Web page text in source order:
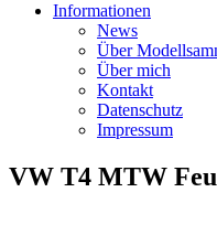
Informationen
News
Über
Über mich
Kontakt
Datenschutz
Impressum
VW T4 MTW